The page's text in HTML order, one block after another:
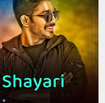
In Hindi
bynimrkoni